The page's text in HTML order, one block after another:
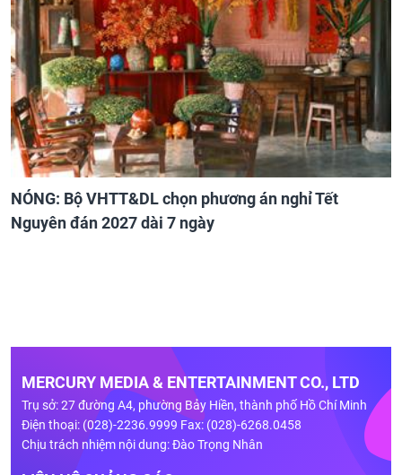
NÓNG: Bộ VHTT&DL chọn phương án nghỉ Tết
Nguyên đán 2027 dài 7 ngày
MERCURY MEDIA & ENTERTAINMENT CO., LTD
Trụ sở: 27 đường A4, phường Bảy Hiền, thành phố Hồ Chí Minh
Điện thoại: (028)-2236.9999 Fax: (028)-6268.0458
Chịu trách nhiệm nội dung: Đào Trọng Nhân